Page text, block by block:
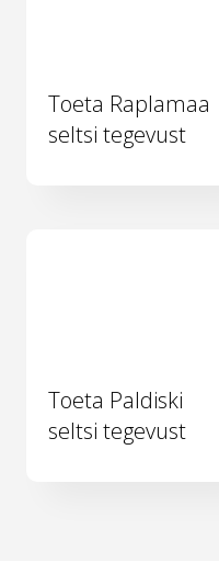
Toeta Raplamaa
seltsi tegevust
Toeta Paldiski
seltsi tegevust